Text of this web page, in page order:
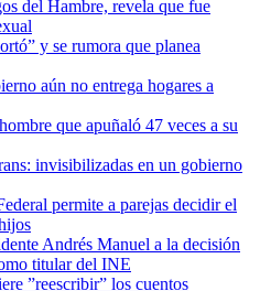
del Hambre, revela que fue
y se rumora que planea
aún no entrega hogares a
que apuñaló 47 veces a su
invisibilizadas en un gobierno
permite a parejas decidir el
Andrés Manuel a la decisión
titular del INE
”reescribir” los cuentos